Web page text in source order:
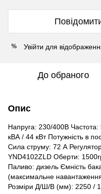
% Увійти для
До обраного
Опис
Напруга: 230/400В
кВА / 44 кВт Потужність в
Сила струму: 72 А
YND4102ZLD Оберти:
Паливо: дизель Ємність
(максимальне
Розміри Д/Ш/В (мм): 2250 /